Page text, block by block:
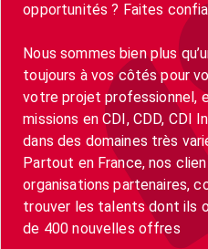
opportunités ? Faites
Nous sommes bien plus
toujours à vos côtés pour
votre projet professionnel,
missions en CDI, CDD, CDI
dans des domaines très
Partout en France, nos
organisations partenaires,
trouver les talents dont ils
de 400 nouvelles offres